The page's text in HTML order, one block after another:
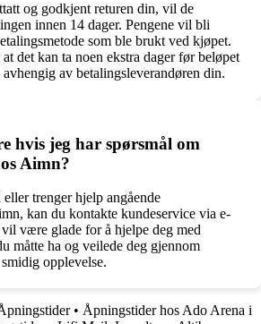
og godkjent returen din, vil de
innen 14 dager. Pengene vil bli
som ble brukt ved kjøpet.
det kan ta noen ekstra dager før beløpet
av betalingsleverandøren din.
hvis jeg har spørsmål om
Aimn?
trenger hjelp angående
kan du kontakte kundeservice via e-
være glade for å hjelpe deg med
måtte ha og veilede deg gjennom
opplevelse.
• Åpningstider hos Ado Arena i